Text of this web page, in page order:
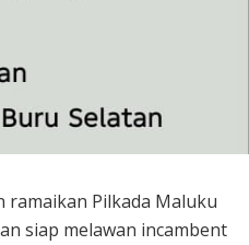
ramaikan Pilkada Maluku
siap melawan incambent